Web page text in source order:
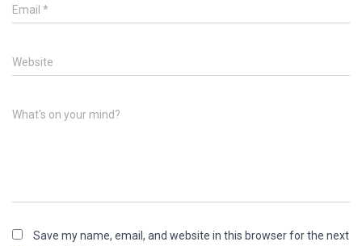
Email *
Website
What's on your mind?
Save my name, email, and website in this browser for the next